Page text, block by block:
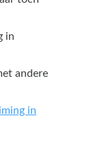
in
andere
in